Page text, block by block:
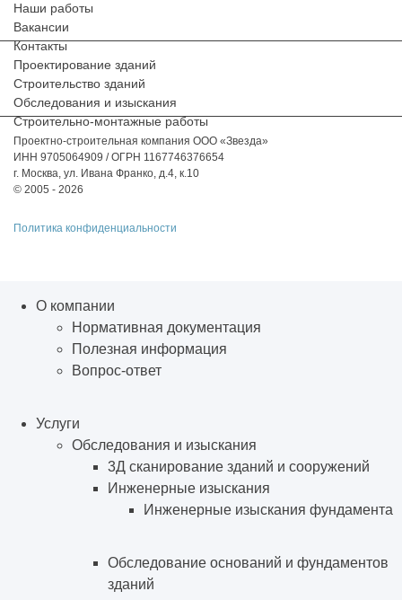
Наши работы
Вакансии
Контакты
Проектирование зданий
Строительство зданий
Обследования и изыскания
Строительно-монтажные работы
Проектно-строительная компания ООО «Звезда»
ИНН 9705064909 / ОГРН 1167746376654
г. Москва, ул. Ивана Франко, д.4, к.10
© 2005 - 2026
Политика конфиденциальности
О компании
Нормативная документация
Полезная информация
Вопрос-ответ
Услуги
Обследования и изыскания
3Д сканирование зданий и сооружений
Инженерные изыскания
Инженерные изыскания фундамента
Обследование оснований и фундаментов
зданий